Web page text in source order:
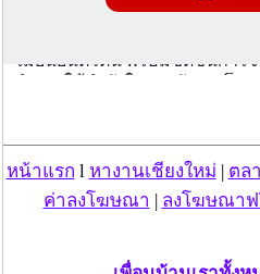
กันฟอกเงินเกี่ยวกับยาเสพติด
ไม่ยืนยันตัวตน พร้อมขัดขืนการ
ที่ผ่านจะช่วยเหลือลูกบ้านในเรื่อ
ซึ่งบัญชีธนาคารที่ลูกบ้านเปิดนั้น
ที่พบว่านายสมศักดิ์ มีพฤติกรรม
หน้าแรก l หางานเชียงใหม่ | ตล
ค่าลงโฆษณา | ลงโฆษณาฟ